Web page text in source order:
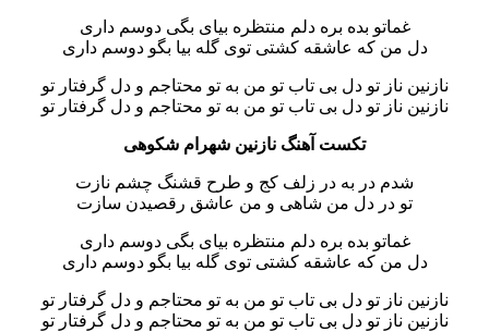
غماتو بده بره دلم منتظره بیای بگی دوسم داری
دل من که عاشقه کشتی توی گله بیا بگو دوسم داری
نازنین ناز تو دل بی تاب تو من به تو محتاجم و دل گرفتار تو
نازنین ناز تو دل بی تاب تو من به تو محتاجم و دل گرفتار تو
تکست آهنگ نازنین شهرام شکوهی
شدم در به در زلف کج و طرح قشنگ چشم نازت
تو در دل من شاهی و من عاشق رقصیدن سازت
غماتو بده بره دلم منتظره بیای بگی دوسم داری
دل من که عاشقه کشتی توی گله بیا بگو دوسم داری
نازنین ناز تو دل بی تاب تو من به تو محتاجم و دل گرفتار تو
نازنین ناز تو دل بی تاب تو من به تو محتاجم و دل گرفتار تو